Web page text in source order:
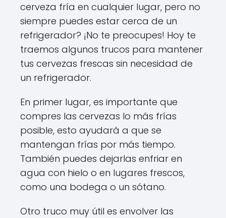
cerveza fría en cualquier lugar, pero no
siempre puedes estar cerca de un
refrigerador? ¡No te preocupes! Hoy te
traemos algunos trucos para mantener
tus cervezas frescas sin necesidad de
un refrigerador.
En primer lugar, es importante que
compres las cervezas lo más frías
posible, esto ayudará a que se
mantengan frías por más tiempo.
También puedes dejarlas enfriar en
agua con hielo o en lugares frescos,
como una bodega o un sótano.
Otro truco muy útil es envolver las